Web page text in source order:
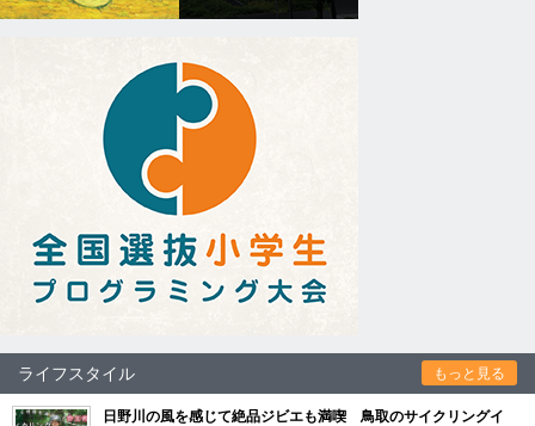
ライフスタイル もっと見る
日野川の風を感じて絶品ジビエも満喫 鳥取のサイクリングイ